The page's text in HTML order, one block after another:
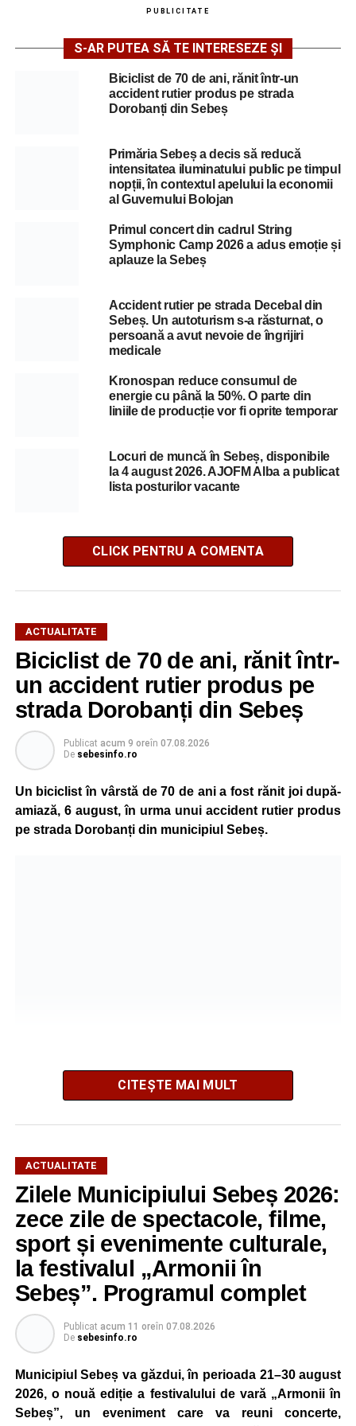
PUBLICITATE
S-AR PUTEA SĂ TE INTERESEZE ȘI
Biciclist de 70 de ani, rănit într-un
accident rutier produs pe strada
Dorobanți din Sebeș
Primăria Sebeș a decis să reducă
intensitatea iluminatului public pe timpul
nopții, în contextul apelului la economii
al Guvernului Bolojan
Primul concert din cadrul String
Symphonic Camp 2026 a adus emoție și
aplauze la Sebeș
Accident rutier pe strada Decebal din
Sebeș. Un autoturism s-a răsturnat, o
persoană a avut nevoie de îngrijiri
medicale
Kronospan reduce consumul de
energie cu până la 50%. O parte din
liniile de producție vor fi oprite temporar
Locuri de muncă în Sebeș, disponibile
la 4 august 2026. AJOFM Alba a publicat
lista posturilor vacante
CLICK PENTRU A COMENTA
ACTUALITATE
Biciclist de 70 de ani, rănit într-
un accident rutier produs pe
strada Dorobanți din Sebeș
Publicat acum 9 oreîn 07.08.2026
De sebesinfo.ro
Un biciclist în vârstă de 70 de ani a fost rănit joi după-
amiază, 6 august, în urma unui accident rutier produs
pe strada Dorobanți din municipiul Sebeș.
Potrivit informațiilor transmise de polițiști, în jurul orei
În urma impactului, bărbatul a fost proiectat în două
autoturisme parcate regulamentar pe marginea drumului.
Victima a suferit leziuni și a fost transportată la spital
pentru investigații și îngrijiri medicale.
Atât conducătorul auto, cât și biciclistul au fost testați cu
aparatul etilotest, rezultatele fiind negative.
Polițiștii au deschis un dosar penal și continuă cercetările
pentru vătămare corporală din culpă, urmând să
stabilească toate împrejurările în care s-a produs
accidentul.
CITEȘTE MAI MULT
ACTUALITATE
Zilele Municipiului Sebeș 2026:
zece zile de spectacole, filme,
sport și evenimente culturale,
la festivalul „Armonii în
Sebeș”. Programul complet
Publicat acum 11 oreîn 07.08.2026
De sebesinfo.ro
Municipiul Sebeș va găzdui, în perioada 21–30 august
2026, o nouă ediție a festivalului de vară „Armonii în
Sebeș”, un eveniment care va reuni concerte,